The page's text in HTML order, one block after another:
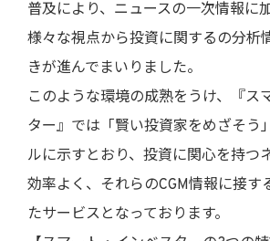
普及により、ニュースの一次情報に
様々な視点から投資に関するの分析
きが進んでまいりました。
このような環境の成熟をうけ、『ス
ター』では「賢い投資家をめざそう
ルに示すとおり、投資に関心を持つ
効率よく、それらのCGM情報に接す
たサービスとなっております。